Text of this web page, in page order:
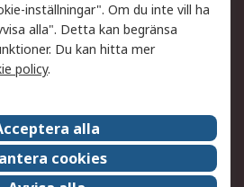
Spåra din order
Fördelar med RS-konto
Försäljningsvillkor
Press Centre
inställningar". Om du inte vill ha
alla". Detta kan begränsa
Du kan hitta mer
policy.
alla
cookies